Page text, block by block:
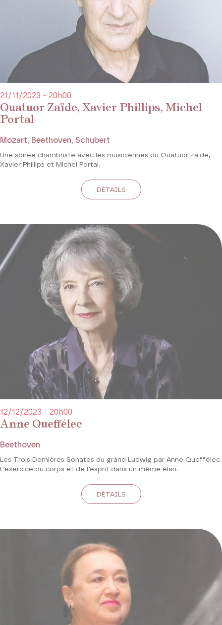
Quatuor Zaïde, Xavier Phillips, Michel
Portal
21/11/2023 - 20h00
Mozart, Beethoven, Schubert
Une soirée chambriste avec les musiciennes du Quatuor Zaïde,
Xavier Phillips et Michel Portal.
DÉTAILS
Anne Queffélec
12/12/2023 - 20h00
Beethoven
Les Trois Dernières Sonates du grand Ludwig par Anne Queffélec.
L’exercice du corps et de l’esprit dans un même élan.
DÉTAILS